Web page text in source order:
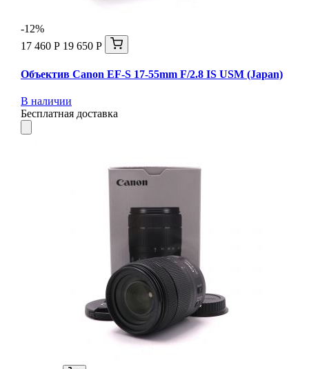
-12%
17 460 Р 19 650 Р
Объектив Canon EF-S 17-55mm F/2.8 IS USM (Japan)
В наличии
Бесплатная доставка